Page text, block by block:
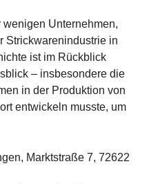
Unternehmen,
Strickwarenindustrie in
ist im Rückblick
– insbesondere die
in der Produktion von
entwickeln musste, um
Marktstraße 7, 72622